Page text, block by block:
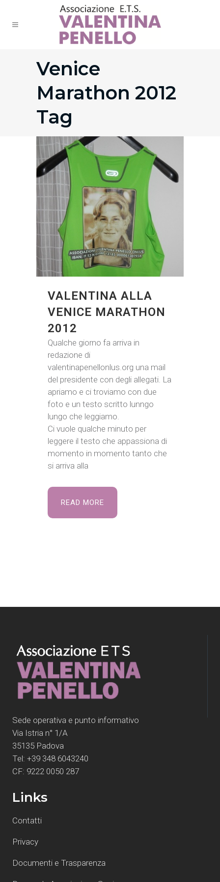
Venice
Marathon 2012
Tag
VALENTINA ALLA
VENICE MARATHON
2012
Qualche giorno fa arriva in
redazione di
valentinapenellonlus.org una mail
del presidente con degli allegati. La
apriamo e ci troviamo con due
foto e un testo scritto lunngo
lungo che leggiamo.
Ci vuole qualche minuto per
leggere il testo che appassiona di
momento in momento tanto che
si arriva alla
READ MORE
Sede operativa e punto informativo
Via Istria n° 1/A
35135 Padova
Tel: +39 348 6043240
CF: 9222 0050 287
Links
Contatti
Privacy
Documenti e Trasparenza